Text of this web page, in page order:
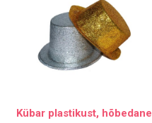
Kübar plastikust, hõbedane